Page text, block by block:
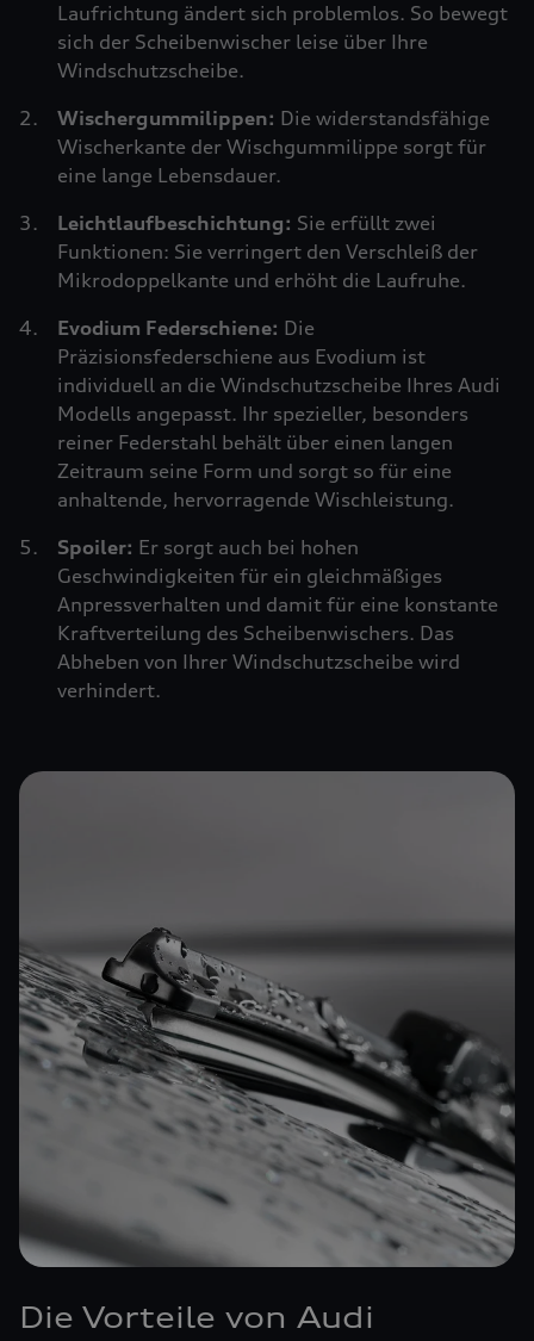
Laufrichtung ändert sich problemlos. So bewegt
sich der Scheibenwischer leise über Ihre
Windschutzscheibe.
Wischergummilippen: Die widerstandsfähige
Wischerkante der Wischgummilippe sorgt für
eine lange Lebensdauer.
Leichtlaufbeschichtung: Sie erfüllt zwei
Funktionen: Sie verringert den Verschleiß der
Mikrodoppelkante und erhöht die Laufruhe.
Evodium Federschiene: Die
Präzisionsfederschiene aus Evodium ist
individuell an die Windschutzscheibe Ihres Audi
Modells angepasst. Ihr spezieller, besonders
reiner Federstahl behält über einen langen
Zeitraum seine Form und sorgt so für eine
anhaltende, hervorragende Wischleistung.
Spoiler: Er sorgt auch bei hohen
Geschwindigkeiten für ein gleichmäßiges
Anpressverhalten und damit für eine konstante
Kraftverteilung des Scheibenwischers. Das
Abheben von Ihrer Windschutzscheibe wird
verhindert.
Die Vorteile von Audi